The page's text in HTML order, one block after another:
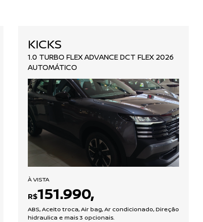
KICKS
1.0 TURBO FLEX ADVANCE DCT FLEX 2026
AUTOMÁTICO
À VISTA
R$151.990,
ABS, Aceito troca, Air bag, Ar condicionado, Direção
hidraulica e mais 3 opcionais.